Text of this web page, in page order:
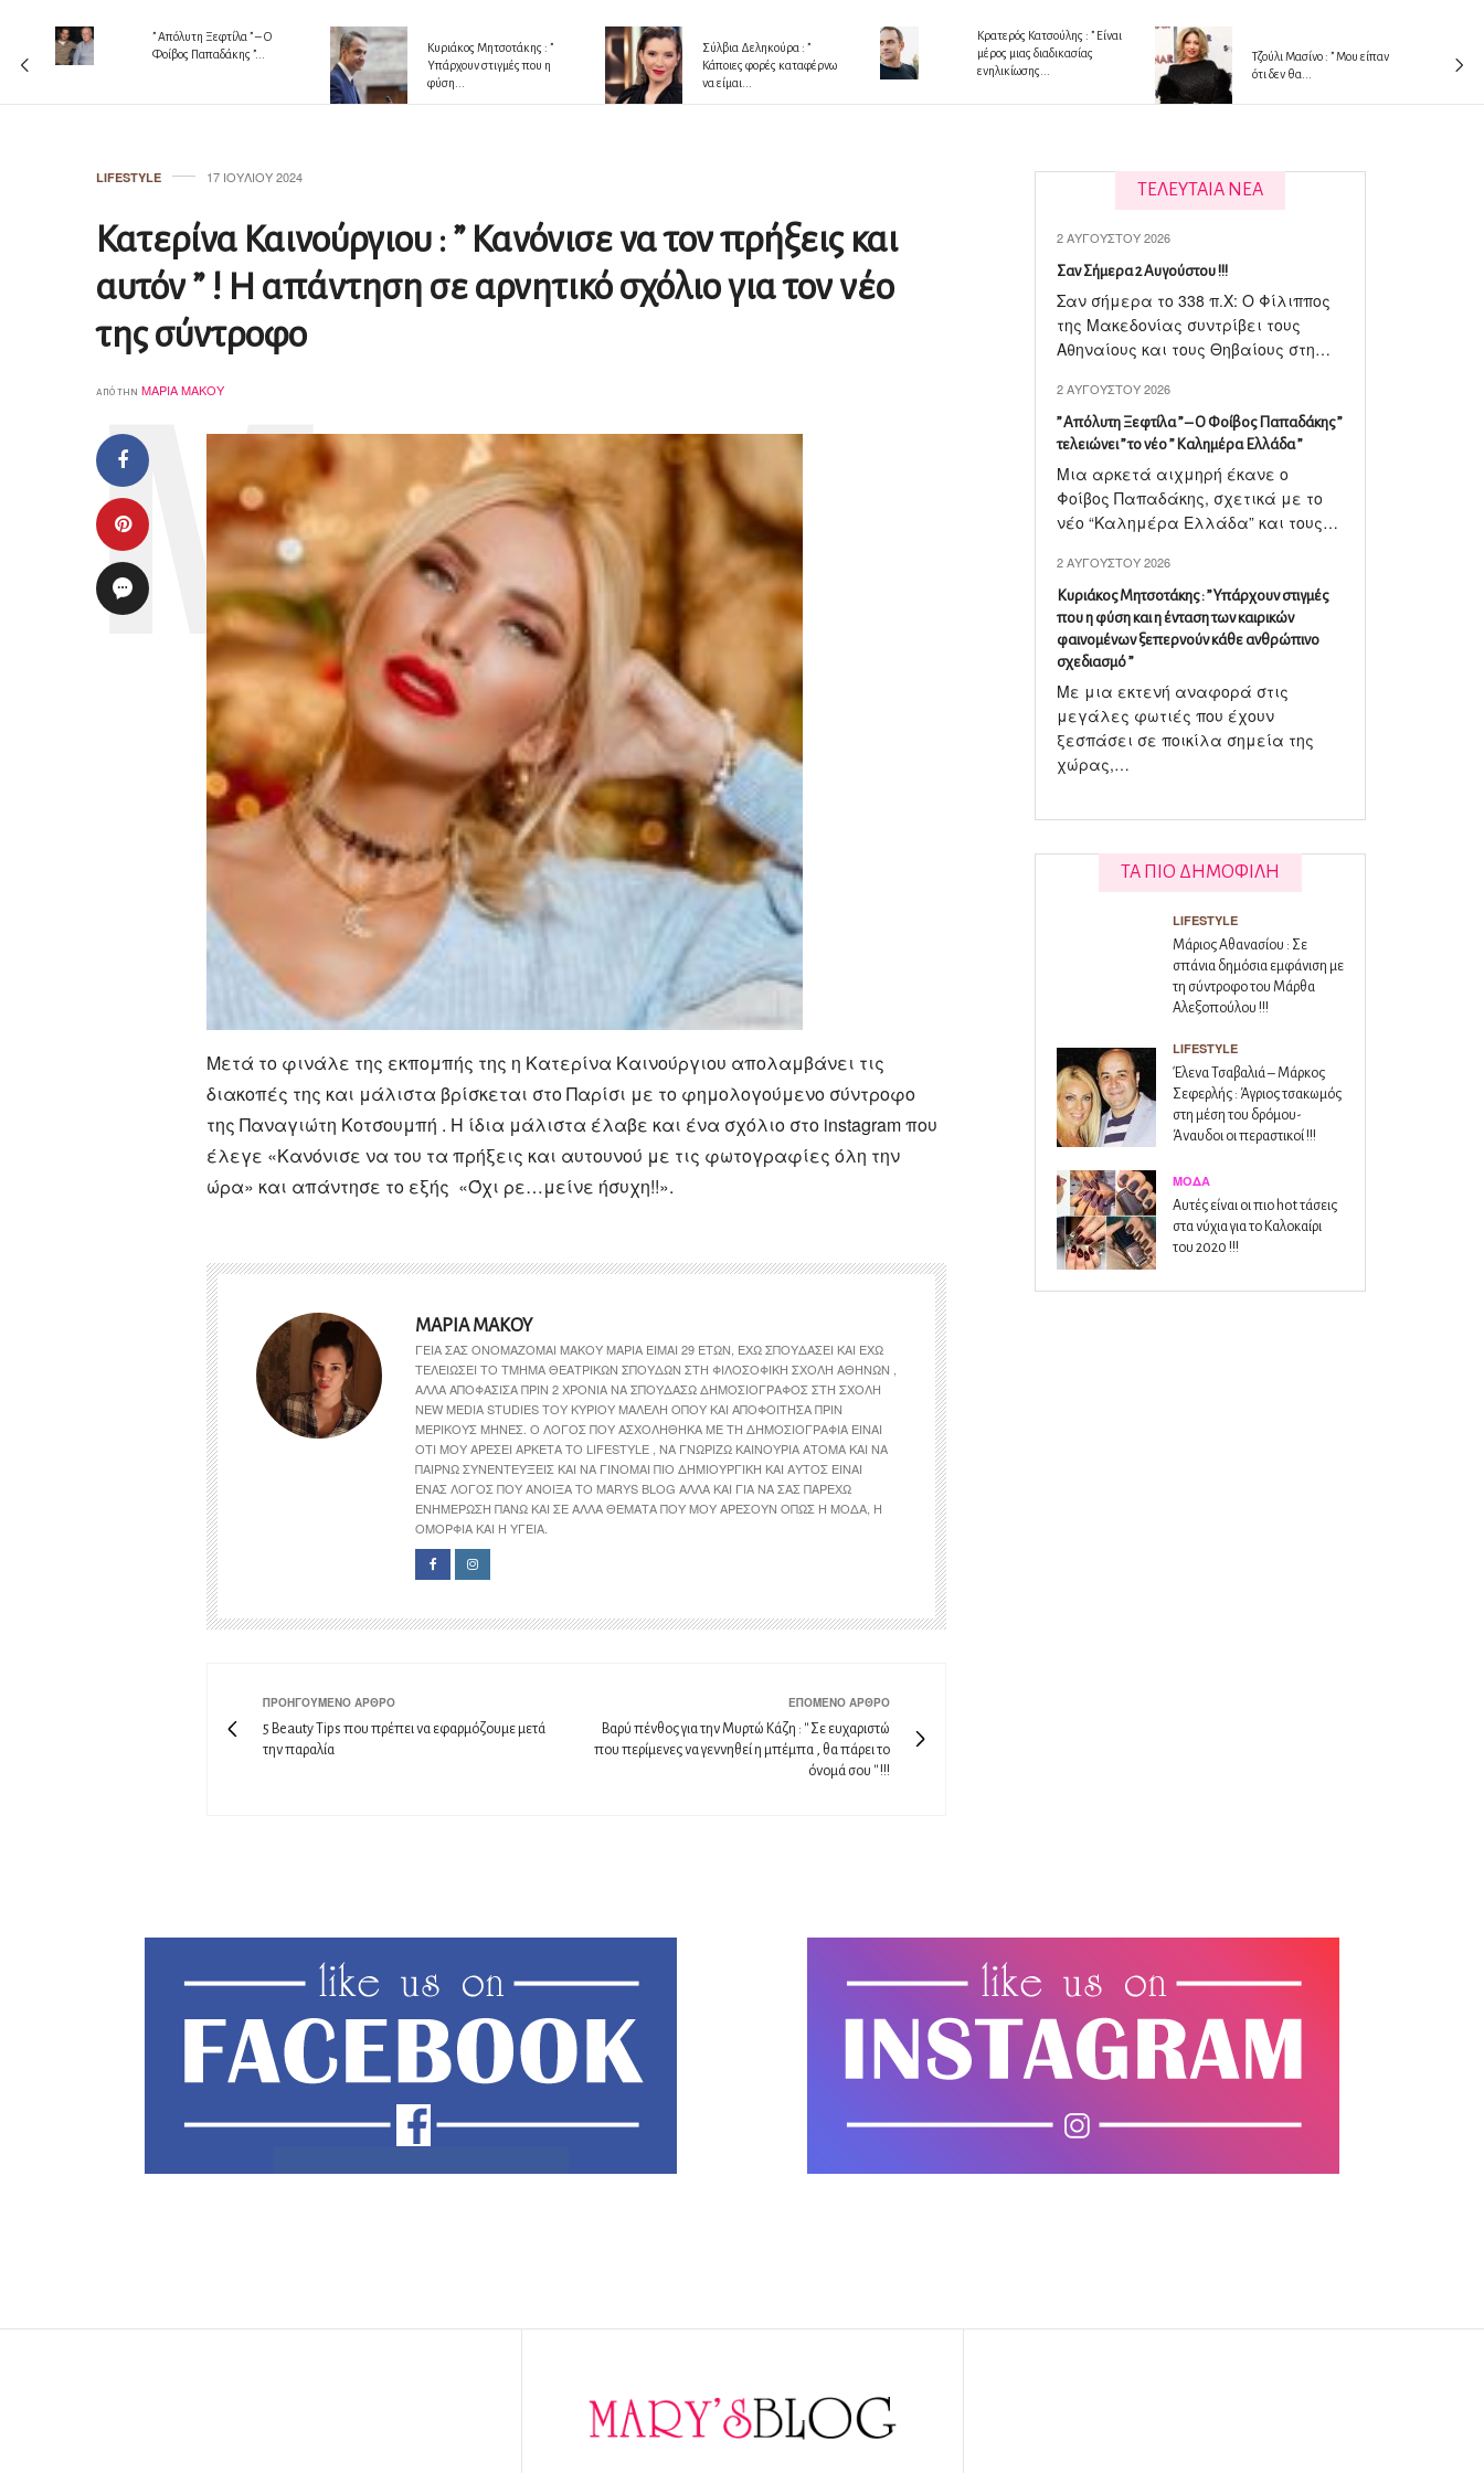
” Απόλυτη Ξεφτίλα ” – Ο
Φοίβος Παπαδάκης ”...
Κυριάκος Μητσοτάκης : ”
Υπάρχουν στιγμές που η
φύση...
Σύλβια Δεληκούρα : ”
Κάποιες φορές καταφέρνω
να είμαι...
Κρατερός Κατσούλης : ” Είναι
μέρος μιας διαδικασίας
ενηλικίωσης...
Tζούλι Μασίνο : ” Μου είπαν
ότι δεν θα...
LIFESTYLE 17 ΙΟΥΛΊΟΥ 2024
Κατερίνα Καινούργιου : ” Κανόνισε να τον πρήξεις και
αυτόν ” ! Η απάντηση σε αρνητικό σχόλιο για τον νέο
της σύντροφο
από την ΜΑΡΊΑ ΜΆΚΟΥ
Μετά το φινάλε της εκπομπής της η Κατερίνα Καινούργιου απολαμβάνει τις
διακοπές της και μάλιστα βρίσκεται στο Παρίσι με το φημολογούμενο σύντροφο
της Παναγιώτη Κοτσουμπή . Η ίδια μάλιστα έλαβε και ένα σχόλιο στο instagram που
έλεγε «Κανόνισε να του τα πρήξεις και αυτουνού με τις φωτογραφίες όλη την
ώρα» και απάντησε το εξής «Όχι ρε…μείνε ήσυχη!!».
ΜΑΡΊΑ ΜΆΚΟΥ
ΓΕΙΑ ΣΑΣ ΟΝΟΜΆΖΟΜΑΙ ΜΆΚΟΥ ΜΑΡΊΑ ΕΊΜΑΙ 29 ΕΤΏΝ, ΈΧΩ ΣΠΟΥΔΆΣΕΙ ΚΑΙ ΈΧΩ
ΤΕΛΕΙΏΣΕΙ ΤΟ ΤΜΉΜΑ ΘΕΑΤΡΙΚΏΝ ΣΠΟΥΔΏΝ ΣΤΗ ΦΙΛΟΣΟΦΙΚΉ ΣΧΟΛΉ ΑΘΗΝΏΝ ,
ΑΛΛΆ ΑΠΟΦΆΣΙΣΑ ΠΡΙΝ 2 ΧΡΌΝΙΑ ΝΑ ΣΠΟΥΔΆΣΩ ΔΗΜΟΣΙΟΓΡΆΦΟΣ ΣΤΗ ΣΧΟΛΉ
NEW MEDIA STUDIES ΤΟΥ ΚΎΡΙΟΥ ΜΑΛΈΛΗ ΌΠΟΥ ΚΑΙ ΑΠΟΦΟΊΤΗΣΑ ΠΡΙΝ
ΜΕΡΙΚΟΎΣ ΜΉΝΕΣ. Ο ΛΌΓΟΣ ΠΟΥ ΑΣΧΟΛΉΘΗΚΑ ΜΕ ΤΗ ΔΗΜΟΣΙΟΓΡΑΦΊΑ ΕΊΝΑΙ
ΌΤΙ ΜΟΥ ΑΡΈΣΕΙ ΑΡΚΕΤΆ ΤΟ LIFESTYLE , ΝΑ ΓΝΩΡΊΖΩ ΚΑΙΝΟΎΡΙΑ ΆΤΟΜΑ ΚΑΙ ΝΑ
ΠΑΊΡΝΩ ΣΥΝΕΝΤΕΎΞΕΙΣ ΚΑΙ ΝΑ ΓΊΝΟΜΑΙ ΠΙΟ ΔΗΜΙΟΥΡΓΙΚΉ ΚΑΙ ΑΥΤΌΣ ΕΊΝΑΙ
ΈΝΑΣ ΛΌΓΟΣ ΠΟΥ ΆΝΟΙΞΑ ΤΟ MARYS BLOG ΑΛΛΆ ΚΑΙ ΓΙΑ ΝΑ ΣΑΣ ΠΑΡΈΧΩ
ΕΝΗΜΈΡΩΣΗ ΠΆΝΩ ΚΑΙ ΣΕ ΆΛΛΑ ΘΈΜΑΤΑ ΠΟΥ ΜΟΥ ΑΡΈΣΟΥΝ ΌΠΩΣ Η ΜΌΔΑ, Η
ΟΜΟΡΦΙΆ ΚΑΙ Η ΥΓΕΊΑ.
ΠΡΟΗΓΟΎΜΕΝΟ ΆΡΘΡΟ
5 Beauty Tips που πρέπει να εφαρμόζουμε μετά
την παραλία
ΕΠΌΜΕΝΟ ΆΡΘΡΟ
Βαρύ πένθος για την Μυρτώ Κάζη : '' Σε ευχαριστώ
που περίμενες να γεννηθεί η μπέμπα , θα πάρει το
όνομά σου '' !!!
ΤΕΛΕΥΤΑΙΑ ΝΕΑ
2 ΑΥΓΟΎΣΤΟΥ 2026
Σαν Σήμερα 2 Αυγούστου !!!
Σαν σήμερα το 338 π.X: Ο Φίλιππος
της Μακεδονίας συντρίβει τους
Αθηναίους και τους Θηβαίους στη…
2 ΑΥΓΟΎΣΤΟΥ 2026
” Απόλυτη Ξεφτίλα ” – Ο Φοίβος Παπαδάκης ”
τελειώνει ” το νέο ” Καλημέρα Ελλάδα ”
Μια αρκετά αιχμηρή έκανε ο
Φοίβος Παπαδάκης, σχετικά με το
νέο “Καλημέρα Ελλάδα” και τους…
2 ΑΥΓΟΎΣΤΟΥ 2026
Κυριάκος Μητσοτάκης : ” Υπάρχουν στιγμές
που η φύση και η ένταση των καιρικών
φαινομένων ξεπερνούν κάθε ανθρώπινο
σχεδιασμό ”
Με μια εκτενή αναφορά στις
μεγάλες φωτιές που έχουν
ξεσπάσει σε ποικίλα σημεία της
χώρας,…
ΤΑ ΠΙΟ ΔΗΜΟΦΙΛΗ
LIFESTYLE
Μάριος Αθανασίου : Σε
σπάνια δημόσια εμφάνιση με
τη σύντροφο του Μάρθα
Αλεξοπούλου !!!
LIFESTYLE
Έλενα Τσαβαλιά – Μάρκος
Σεφερλής : Άγριος τσακωμός
στη μέση του δρόμου-
Άναυδοι οι περαστικοί !!!
ΜΌΔΑ
Αυτές είναι οι πιο hot τάσεις
στα νύχια για το Καλοκαίρι
του 2020 !!!